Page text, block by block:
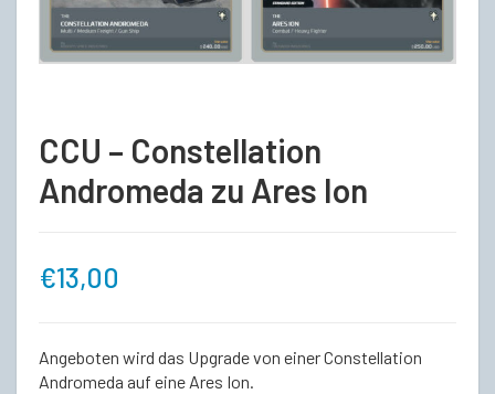
CCU – Constellation
Andromeda zu Ares Ion
€13,00
Angeboten wird das Upgrade von einer Constellation
Andromeda auf eine Ares Ion.